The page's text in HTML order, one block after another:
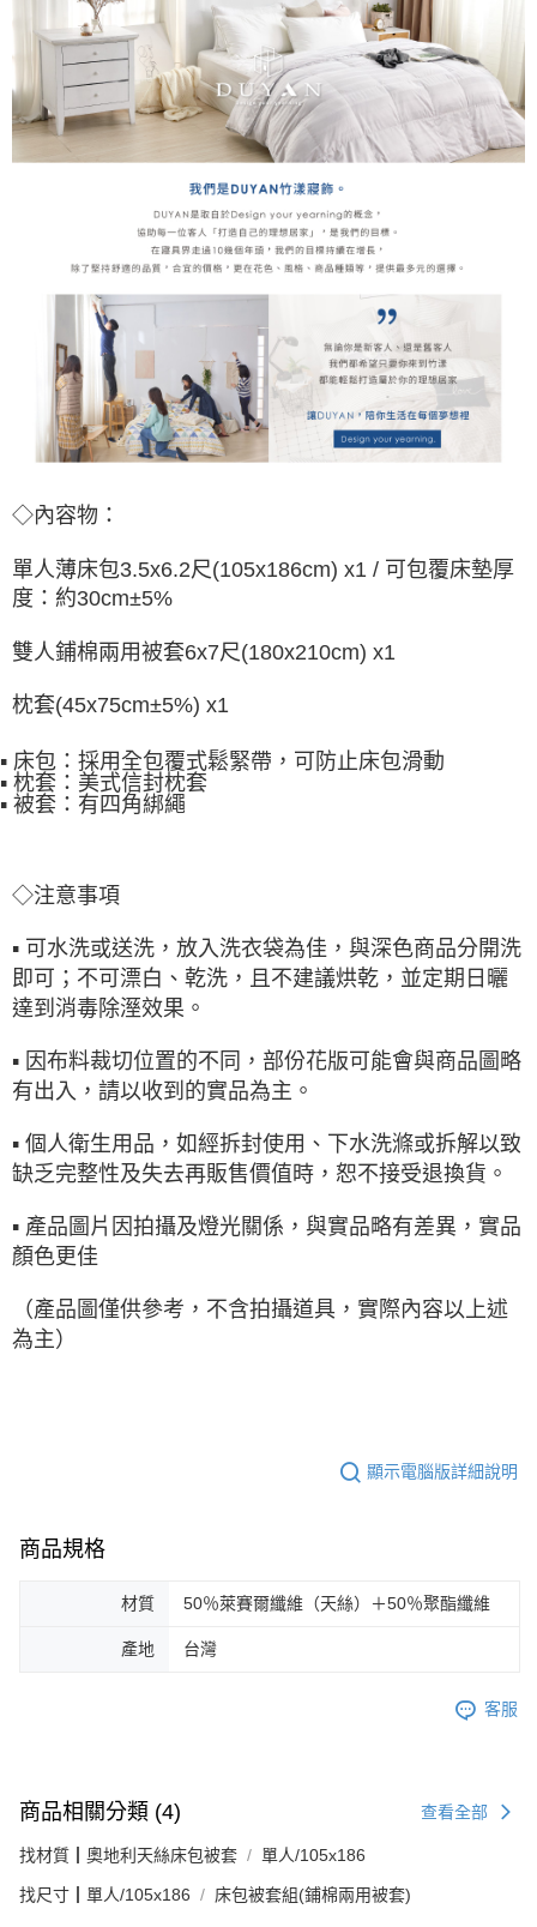
◇內容物：
單人薄床包3.5x6.2尺(105x186cm) x1 / 可包覆床墊厚
度：約30cm±5%
雙人鋪棉兩用被套6x7尺(180x210cm) x1
枕套(45x75cm±5%) x1
▪ 床包：採用全包覆式鬆緊帶，可防止床包滑動
▪ 枕套：美式信封枕套
▪ 被套：有四角綁繩
◇注意事項
▪ 可水洗或送洗，放入洗衣袋為佳，與深色商品分開洗
即可；不可漂白、乾洗，且不建議烘乾，並定期日曬
達到消毒除溼效果。
▪ 因布料裁切位置的不同，部份花版可能會與商品圖略
有出入，請以收到的實品為主。
▪ 個人衛生用品，如經拆封使用、下水洗滌或拆解以致
缺乏完整性及失去再販售價值時，恕不接受退換貨。
▪ 產品圖片因拍攝及燈光關係，與實品略有差異，實品
顏色更佳
（產品圖僅供參考，不含拍攝道具，實際內容以上述
為主）
顯示電腦版詳細說明
商品規格
材質 50％萊賽爾纖維（天絲）＋50％聚酯纖維
產地 台灣
客服
商品相關分類 (4) 查看全部
找材質┃奧地利天絲床包被套 單人/105x186
找尺寸┃單人/105x186 床包被套組(鋪棉兩用被套)